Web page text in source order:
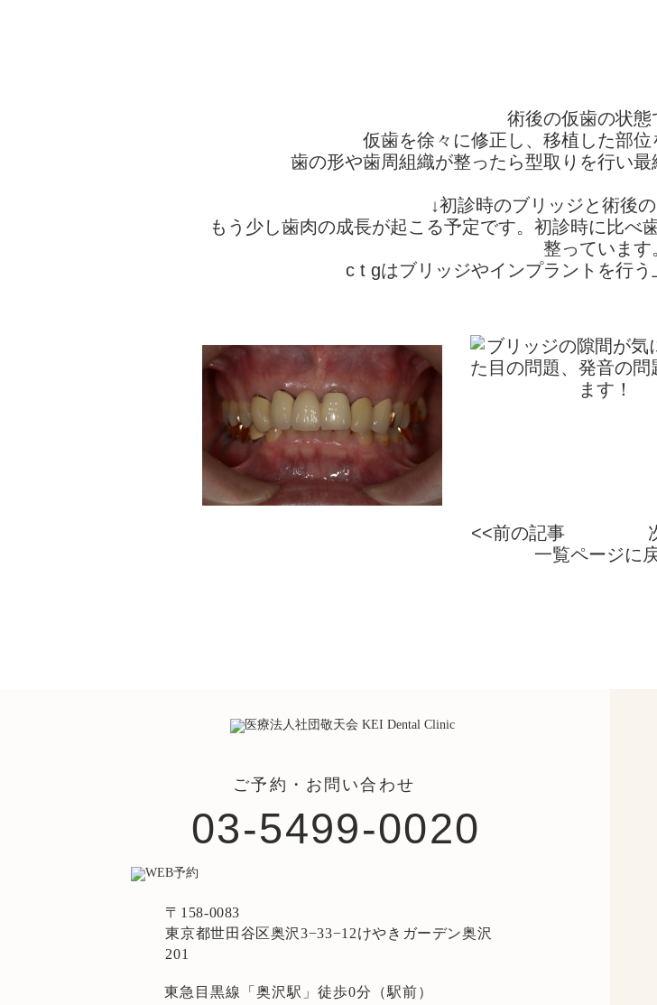
術後の仮歯の状態
仮歯を徐々に修正し、移植した部位
歯の形や歯周組織が整ったら型取りを行い最
↓初診時のブリッジと術後の
もう少し歯肉の成長が起こる予定です。初診時に比べ
整っています
c t gはブリッジやインプラントを行う
<<前の記事
一覧ページに
ご予約・お問い合わせ
03-5499-0020
〒158-0083
東京都世田谷区奥沢3−33−12けやきガーデン奥沢
201
東急目黒線「奥沢駅」徒歩0分（駅前）